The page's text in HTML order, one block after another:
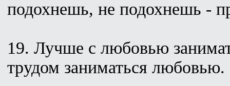
подохнешь, не подохнешь -
19. Лучше с любовью
трудом заниматься любовью.